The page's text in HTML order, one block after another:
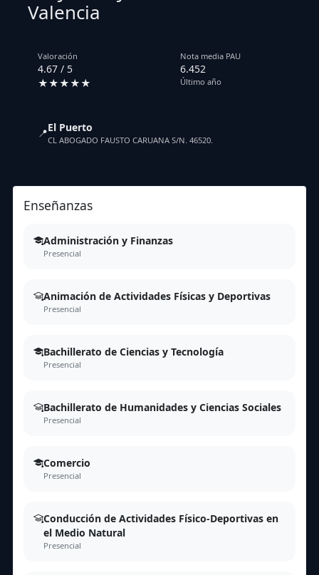
Valencia
Valoración
4.67 / 5
★★★★★
Nota media PAU
6.452
Último año
📍El Puerto
CL ABOGADO FAUSTO CARUANA S/N. 46520.
Enseñanzas
Administración y Finanzas
Presencial
Animación de Actividades Físicas y Deportivas
Presencial
Bachillerato de Ciencias y Tecnología
Presencial
Bachillerato de Humanidades y Ciencias Sociales
Presencial
Comercio
Presencial
Conducción de Actividades Físico-Deportivas en
el Medio Natural
Presencial